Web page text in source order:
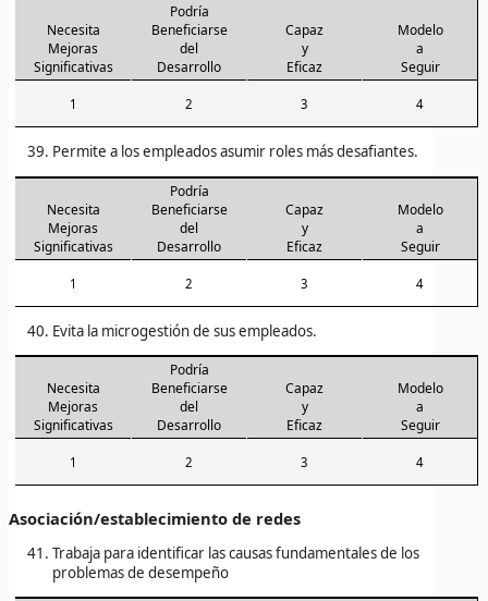
Necesita
Mejoras
Significativas
Podría
Beneficiarse
del
Desarrollo
Capaz
y
Eficaz
Modelo
a
Seguir
1 2 3 4
Permite a los empleados asumir roles más desafiantes.
Necesita
Mejoras
Significativas
Podría
Beneficiarse
del
Desarrollo
Capaz
y
Eficaz
Modelo
a
Seguir
1 2 3 4
Evita la microgestión de sus empleados.
Necesita
Mejoras
Significativas
Podría
Beneficiarse
del
Desarrollo
Capaz
y
Eficaz
Modelo
a
Seguir
1 2 3 4
Asociación/establecimiento de redes
Trabaja para identificar las causas fundamentales de los
problemas de desempeño